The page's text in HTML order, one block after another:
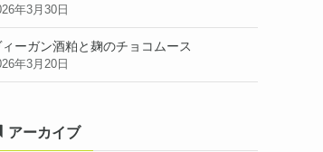
年3月30日
ィーガン酒粕と麹のチョコムース
年3月20日
アーカイブ